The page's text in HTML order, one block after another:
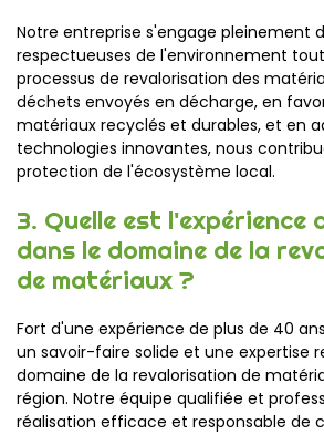
Notre entreprise s'engage pleinement
respectueuses de l'environnement
processus de revalorisation des
déchets envoyés en décharge, en
matériaux recyclés et durables, et en
technologies innovantes, nous
protection de l'écosystème local.
3. Quelle est l'expérience
dans le domaine de la
de matériaux ?
Fort d'une expérience de plus de 40
un savoir-faire solide et une expertise
domaine de la revalorisation de
région. Notre équipe qualifiée et
réalisation efficace et responsable de